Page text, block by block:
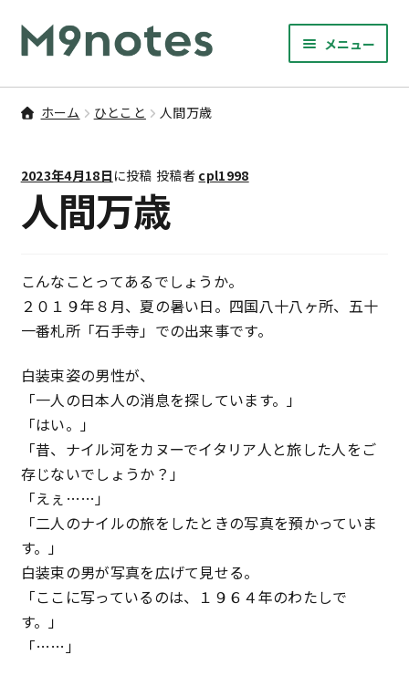
ナ
ビ
ゲ
ー
ン
へ
ス
ッ
プ
コ
ン
テ
ン
ス
キ
ッ
メニュー
9マスノート
サ
開
研修
ー
を
お問い合わせ
アカウント
ご利用案内
特定商取引法に基づく表記
プライバシーポリシー
ホーム ひとこと 人間万歳
2023年4月18日 に投稿 投稿者 cpl1998
人間万歳
こんなことってあるでしょうか。
２０１９年８月、夏の暑い日。四国八十八ヶ所、五十
一番札所「石手寺」での出来事です。
白装束姿の男性が、
「一人の日本人の消息を探しています。」
「はい。」
「昔、ナイル河をカヌーでイタリア人と旅した人をご
存じないでしょうか？」
「えぇ……」
「二人のナイルの旅をしたときの写真を預かっていま
す。」
白装束の男が写真を広げて見せる。
「ここに写っているのは、１９６４年のわたしで
す。」
「……」